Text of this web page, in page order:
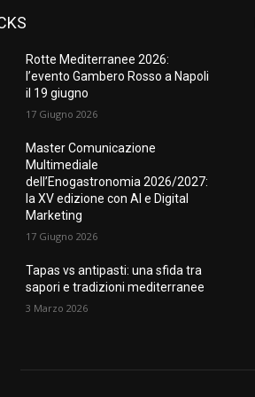
Rotte Mediterranee 2026:
l’evento Gambero Rosso a Napoli
il 19 giugno
17 Giugno 2026
Master Comunicazione
Multimediale
dell’Enogastronomia 2026/2027:
la XV edizione con AI e Digital
Marketing
17 Giugno 2026
Tapas vs antipasti: una sfida tra
sapori e tradizioni mediterranee
3 Marzo 2026